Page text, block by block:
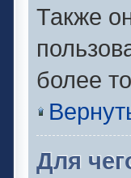
Также
более
Для